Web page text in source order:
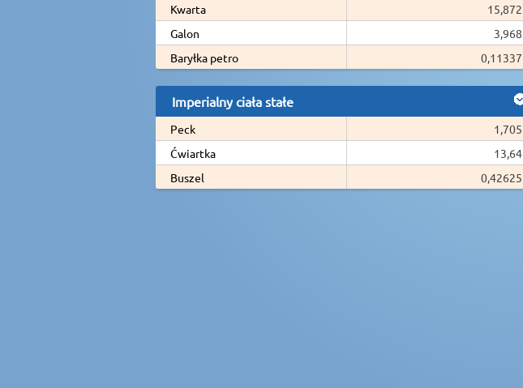
Kwarta
15,872
Galon
3,968
Baryłka petro
0,11337
Imperialny ciała stałe
Peck
1,705
Ćwiartka
13,64
Buszel
0,42625